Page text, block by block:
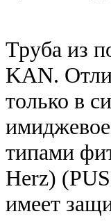
Труба из
KAN.
только в
типами
Herz)
имеет